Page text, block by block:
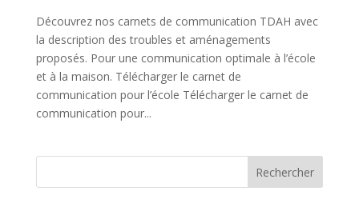
Découvrez nos carnets de communication TDAH avec
la description des troubles et aménagements
proposés. Pour une communication optimale à l’école
et à la maison. Télécharger le carnet de
communication pour l’école Télécharger le carnet de
communication pour...
Rechercher